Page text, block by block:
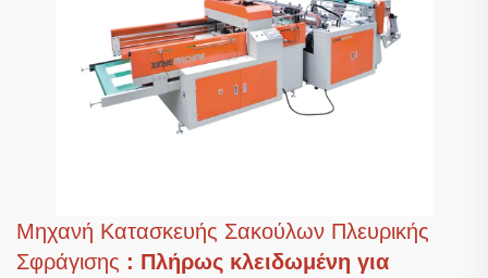
Μηχανή Κατασκευής Σακούλων Πλευρικής
Σφράγισης : Πλήρως κλειδωμένη για